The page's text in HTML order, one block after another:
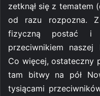
zetknął się z tematem
od razu rozpozna.
fizyczną postać i
przeciwnikiem naszej
Co więcej, ostateczny
tam bitwy na pół
tysiącami